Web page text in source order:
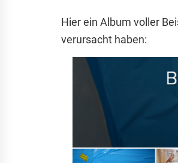
Hier ein Album voller
verursacht haben: